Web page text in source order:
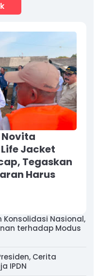
Jacket
Tegaskan
Harus
Konsolidasi Nasional,
terhadap Modus
Cerita
IPDN